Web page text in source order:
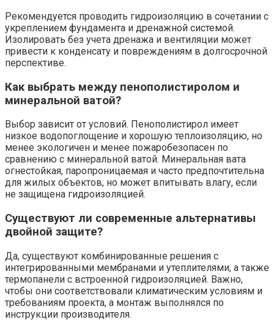
Рекомендуется проводить гидроизоляцию в сочетании с
укреплением фундамента и дренажной системой.
Изолировать без учета дренажа и вентиляции может
привести к конденсату и повреждениям в долгосрочной
перспективе.
Как выбрать между пенополистиролом и
минеральной ватой?
Выбор зависит от условий. Пенополистирол имеет
низкое водопоглощение и хорошую теплоизоляцию, но
менее экологичен и менее пожаробезопасен по
сравнению с минеральной ватой. Минеральная вата
огнестойкая, паропроницаемая и часто предпочтительна
для жилых объектов, но может впитывать влагу, если
не защищена гидроизоляцией.
Существуют ли современные альтернативы
двойной защите?
Да, существуют комбинированные решения с
интегрированными мембранами и утеплителями, а также
термопанели с встроенной гидроизоляцией. Важно,
чтобы они соответствовали климатическим условиям и
требованиям проекта, а монтаж выполнялся по
инструкции производителя.